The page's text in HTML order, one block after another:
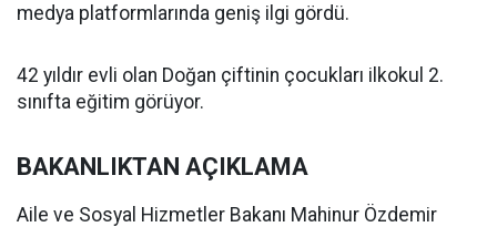
medya platformlarında geniş ilgi gördü.
42 yıldır evli olan Doğan çiftinin çocukları ilkokul 2.
sınıfta eğitim görüyor.
BAKANLIKTAN AÇIKLAMA
Aile ve Sosyal Hizmetler Bakanı Mahinur Özdemir